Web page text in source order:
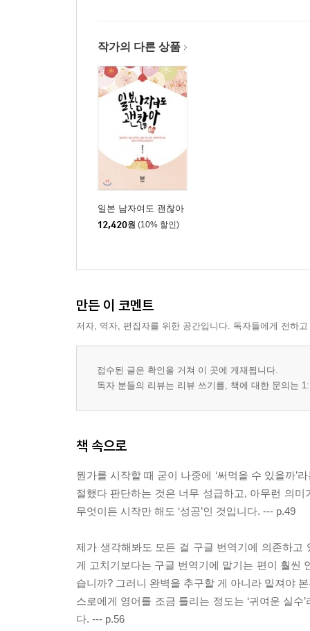
작가의 다른 상품
일본 남자여도 괜찮아
12,420원 (10% 할인)
만든 이 코멘트
저자, 역자, 편집자를 위한 공간입니다. 독자들에게 전하
접수된 글은 확인을 거쳐 이 곳에 게재됩니다.
독자 분들의 리뷰는 리뷰 쓰기를, 책에 대한 문의는
책 속으로
뭔가를 시작할 때 굳이 나중에 ‘써먹을 수 있을까’
절했다 판단하는 것은 너무 성급하고, 아무런 의
무엇이든 시작만 해도 ‘성공’인 것입니다. --- p.49
제가 생각해봐도 모든 걸 구글 번역기에 의존하고
게 고치기보다는 구글 번역기에 맡기는 편이 훨씬
습니까? 그러니 완벽을 추구할 게 아니라 밑져야
스로에게 영어를 조금 틀리는 정도는 ‘귀여운 실
다. --- p.56